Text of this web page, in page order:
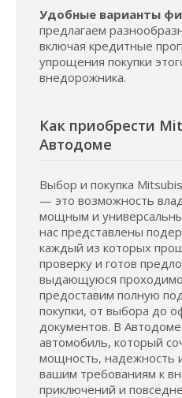
Удобные варианты
предлагаем
включая кредитные
упрощения покупки
внедорожника.
Как приобрести
Автодоме
Выбор и покупка
— это возможность
мощным и
нас представлены
каждый из которых
проверку и готов
выдающуюся
предоставим полную
покупки, от выбора до
документов. В
автомобиль, который
мощность, надежность
вашим требованиям к
приключений и